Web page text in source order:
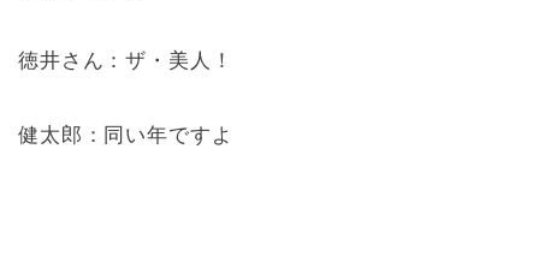
徳井さん：ザ・美人！
健太郎：同い年ですよ